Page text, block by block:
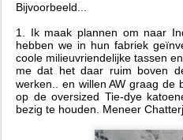
Bijvoorbeeld...
1. Ik maak plannen om naar
hebben we in hun fabriek
coole milieuvriendelijke tassen
me dat het daar ruim boven
werken.. en willen AW graag de
op de oversized Tie-dye
bezig te houden. Meneer